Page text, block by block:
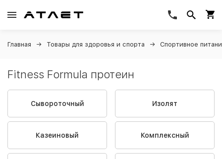
Главная Товары для здоровья и спорта Спортивное
Fitness Formula протеин
Сывороточный Изолят
Казеиновый Комплексный